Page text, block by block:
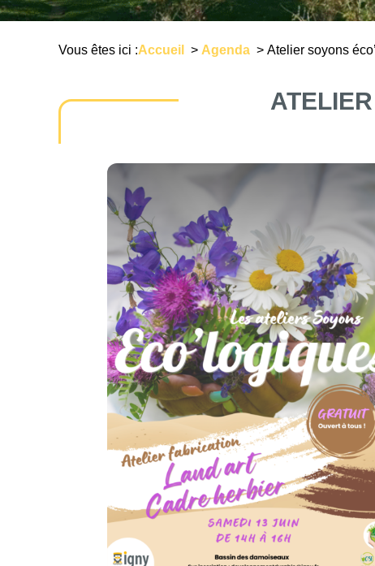
Vous êtes ici :Accueil > Agenda > Atelier soyons